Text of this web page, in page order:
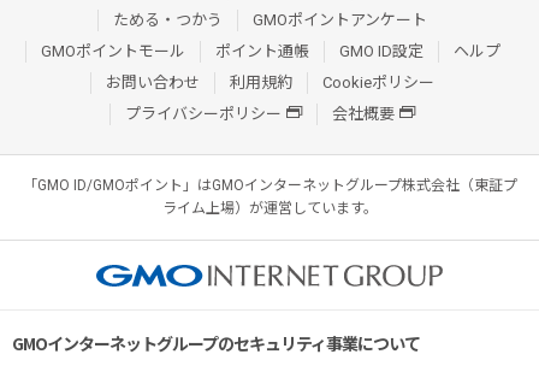
ためる・つかう
GMOポイントアンケート
GMOポイントモール
ポイント通帳 GMO ID設定
ヘルプ
お問い合わせ
利用規約
Cookieポリシー
プライバシーポリシー
会社概要
「GMO ID/GMOポイント」はGMOインターネットグループ株式会社（東証プ
ライム上場）が運営しています。
GMOインターネットグループのセキュリティ事業について